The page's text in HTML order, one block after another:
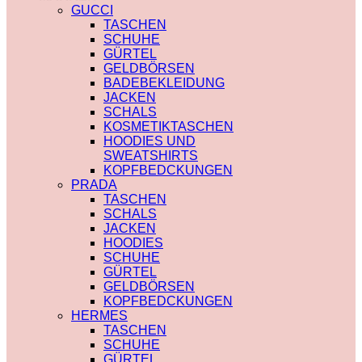
SAINT LAURENT
VERSACE
SCHALS
CHLOE
FENDI
GUCCI
LOUIS VUITTON
PRADA
SAINT LAURENT
SCHULTERRIEMEN
DIOR
LOUIS VUITTON
STRUMPFHOSEN
GUCCI
KOSMETIKTASCHEN
GUCCI
LOUIS VUITTON
SAINT LAURENT
TRENCHCOAT
BURBERRY
PRADA
SOCKEN
GUCCI
SHORTS
BURBERRY
POLO
BURBERRY
CHLOE
GUCCI
MONCLER
HOODIES UND
SWEATSHIRTS
AMI PARIS
BURBERRY
FENDI
GUCCI
LOUIS VUITTON
MIU MIU
PRADA
SAINT LAURENT
GUCCI
TASCHEN
SCHUHE
GÜRTEL
GELDBÖRSEN
BADEBEKLEIDUNG
JACKEN
SCHALS
KOSMETIKTASCHEN
HOODIES UND
SWEATSHIRTS
KOPFBEDCKUNGEN
PRADA
TASCHEN
SCHALS
JACKEN
HOODIES
SCHUHE
GÜRTEL
GELDBÖRSEN
KOPFBEDCKUNGEN
HERMES
TASCHEN
SCHUHE
GÜRTEL